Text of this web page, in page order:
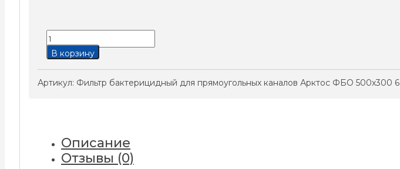
Количество
товара
бактерицидный
ФБО
500x300
В корзину
Артикул: Фильтр бактерицидный для прямоугольных каналов Арктос ФБО 500x300 6
Описание
Отзывы (0)